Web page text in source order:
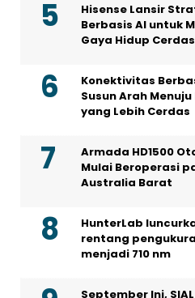
Hisense Lansir
Berbasis AI untuk
Gaya Hidup Cerdas
Konektivitas
Susun Arah
yang Lebih Cerdas
Armada HD1500
Mulai Beroperasi
Australia Barat
HunterLab
rentang
menjadi 710 nm
September Ini,